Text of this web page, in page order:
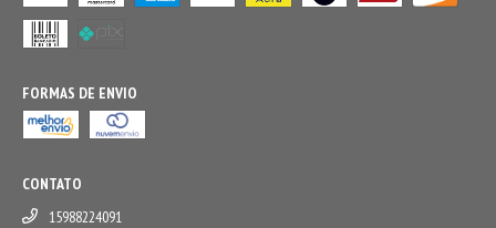
FORMAS DE ENVIO
CONTATO
15988224091